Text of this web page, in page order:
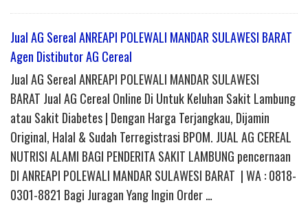
Jual AG Sereal ANREAPI POLEWALI MANDAR SULAWESI BARAT
Agen Distibutor AG Cereal
Jual AG Sereal ANREAPI POLEWALI MANDAR SULAWESI
BARAT Jual AG Cereal Online Di Untuk Keluhan Sakit Lambung
atau Sakit Diabetes | Dengan Harga Terjangkau, Dijamin
Original, Halal & Sudah Terregistrasi BPOM. JUAL AG CEREAL
NUTRISI ALAMI BAGI PENDERITA SAKIT LAMBUNG pencernaan
DI ANREAPI POLEWALI MANDAR SULAWESI BARAT | WA : 0818-
0301-8821 Bagi Juragan Yang Ingin Order …